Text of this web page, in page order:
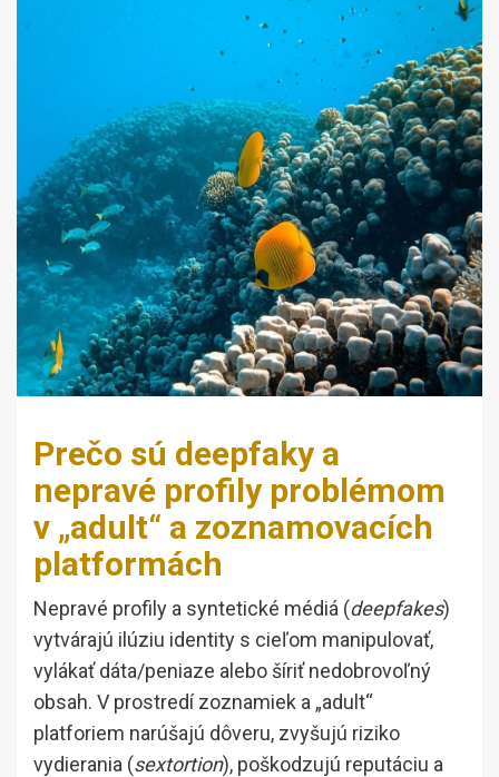
Prečo sú deepfaky a
nepravé profily problémom
v „adult“ a zoznamovacích
platformách
Nepravé profily a syntetické médiá (deepfakes)
vytvárajú ilúziu identity s cieľom manipulovať,
vylákať dáta/peniaze alebo šíriť nedobrovoľný
obsah. V prostredí zoznamiek a „adult“
platforiem narúšajú dôveru, zvyšujú riziko
vydierania (sextortion), poškodzujú reputáciu a